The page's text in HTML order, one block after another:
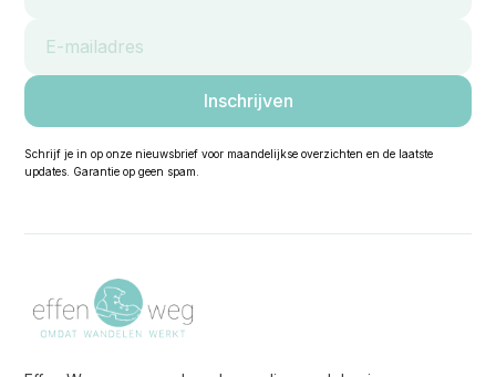
Schrijf je in op onze nieuwsbrief voor maandelijkse overzichten en de laatste
updates. Garantie op geen spam.